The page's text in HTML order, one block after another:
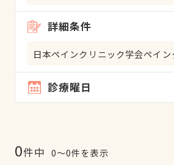
詳細条件
診療曜日
0件中 0〜0件を表示